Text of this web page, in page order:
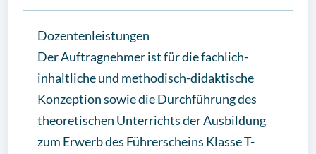
Dozentenleistungen
Der Auftragnehmer ist für die fachlich-
inhaltliche und methodisch-didaktische
Konzeption sowie die Durchführung des
theoretischen Unterrichts der Ausbildung
zum Erwerb des Führerscheins Klasse T-